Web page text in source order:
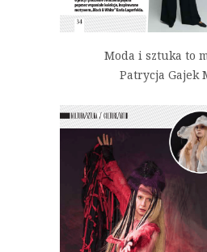
Moda i sztuka to
Patrycja Gajek